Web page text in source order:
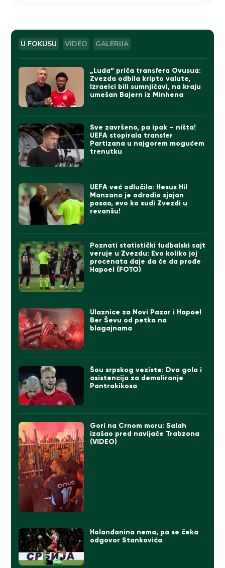
U FOKUSU VIDEO GALERIJA
„Luda“ priča transfera Ovusua:
Zvezda odbila kripto valute,
Izraelci bili sumnjičavi, na kraju
umešan Bajern iz Minhena
Sve završeno, pa ipak – ništa!
UEFA stopirala transfer
Partizana u najgorem mogućem
trenutku
UEFA već odlučila: Hesus Hil
Manzano je odradio sjajan
posao, evo ko sudi Zvezdi u
revanšu!
Poznati statistički fudbalski sajt
veruje u Zvezdu: Evo koliko joj
procenata daje da će da prođe
Hapoel (FOTO)
Ulaznice za Novi Pazar i Hapoel
Ber Ševu od petka na
blagajnama
Šou srpskog veziste: Dva gola i
asistencija za demoliranje
Pantrakikosa
Gori na Crnom moru: Salah
izašao pred navijače Trabzona
(VIDEO)
Holanđanina nema, pa se čeka
odgovor Stankovića